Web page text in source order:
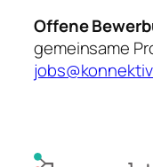
Offene
gemeinsame